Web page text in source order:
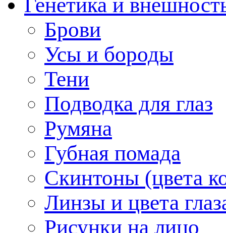
Брови
Усы и бороды
Тени
Подводка для глаз
Румяна
Губная помада
Скинтоны (цвета
Линзы и цвета
Рисунки на лицо